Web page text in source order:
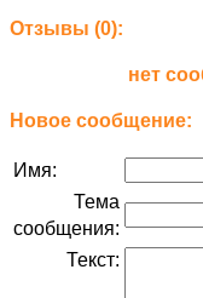
Отзывы (0):
нет
Новое сообщение:
Имя:
Тема
сообщения:
Текст: